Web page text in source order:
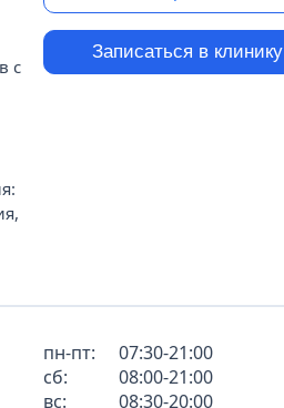
с
Записаться в клинику
пн-пт:
07:30-21:00
сб:
08:00-21:00
вс:
08:30-20:00